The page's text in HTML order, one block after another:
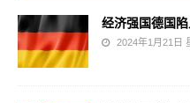
经济强国德国
2024年1月21日